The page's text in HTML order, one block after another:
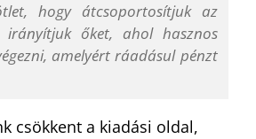
hogy átcsoportosítjuk az
őket, ahol hasznos
amelyért ráadásul pénzt
csökkent a kiadási oldal,